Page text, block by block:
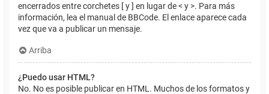
encerrados entre corchetes [ y ] en lugar de < y >. Para más
información, lea el manual de BBCode. El enlace aparece cada
vez que va a publicar un mensaje.
Arriba
¿Puedo usar HTML?
No. No es posible publicar en HTML. Muchos de los formatos y